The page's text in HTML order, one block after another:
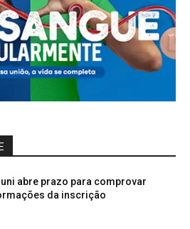
abre prazo para comprovar
da inscrição